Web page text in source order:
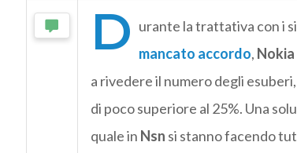
D urante la trattativa con i
mancato accordo,
a rivedere il numero degli
di poco superiore al 25%. Una
quale in Nsn si stanno facendo